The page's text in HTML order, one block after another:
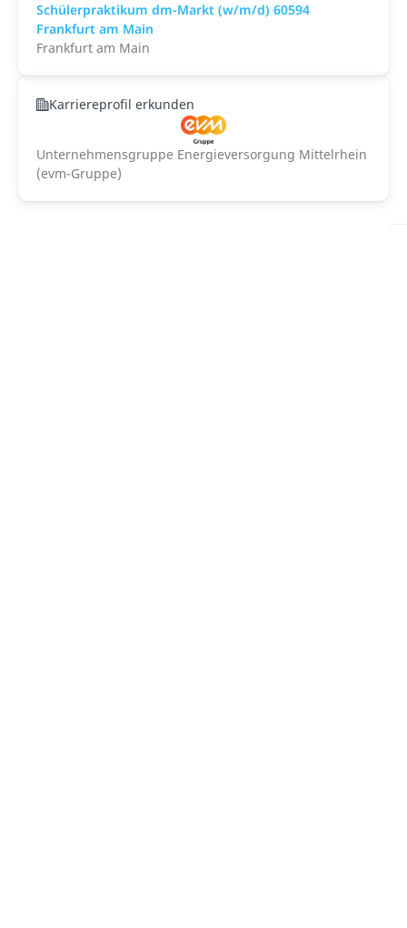
Schülerpraktikum dm-Markt (w/m/d) 60594
Frankfurt am Main
Frankfurt am Main
Karriereprofil erkunden
Unternehmensgruppe Energieversorgung Mittelrhein
(evm-Gruppe)